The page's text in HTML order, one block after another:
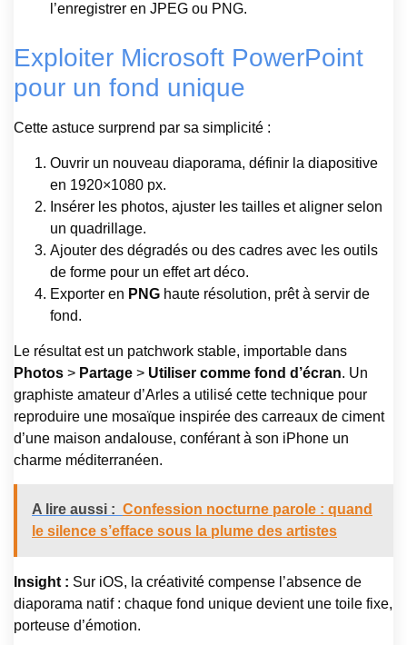
l’enregistrer en JPEG ou PNG.
Exploiter Microsoft PowerPoint
pour un fond unique
Cette astuce surprend par sa simplicité :
Ouvrir un nouveau diaporama, définir la diapositive
en 1920×1080 px.
Insérer les photos, ajuster les tailles et aligner selon
un quadrillage.
Ajouter des dégradés ou des cadres avec les outils
de forme pour un effet art déco.
Exporter en PNG haute résolution, prêt à servir de
fond.
Le résultat est un patchwork stable, importable dans
Photos > Partage > Utiliser comme fond d’écran. Un
graphiste amateur d’Arles a utilisé cette technique pour
reproduire une mosaïque inspirée des carreaux de ciment
d’une maison andalouse, conférant à son iPhone un
charme méditerranéen.
A lire aussi : Confession nocturne parole : quand
le silence s’efface sous la plume des artistes
Insight : Sur iOS, la créativité compense l’absence de
diaporama natif : chaque fond unique devient une toile fixe,
porteuse d’émotion.